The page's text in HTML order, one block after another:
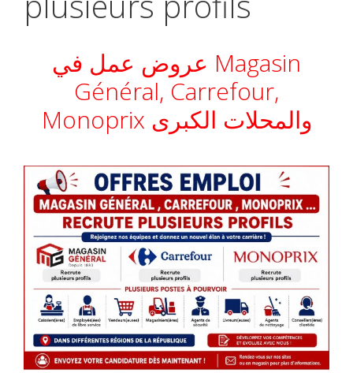
عروض عمل في Magasin
Général, Carrefour,
Monoprix والمحلات الكبرى